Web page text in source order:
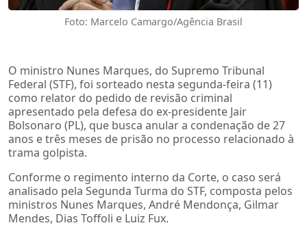
Foto: Marcelo Camargo/Agência Brasil
O ministro Nunes Marques, do Supremo Tribunal
Federal (STF), foi sorteado nesta segunda-feira (11)
como relator do pedido de revisão criminal
apresentado pela defesa do ex-presidente Jair
Bolsonaro (PL), que busca anular a condenação de 27
anos e três meses de prisão no processo relacionado à
trama golpista.
Conforme o regimento interno da Corte, o caso será
analisado pela Segunda Turma do STF, composta pelos
ministros Nunes Marques, André Mendonça, Gilmar
Mendes, Dias Toffoli e Luiz Fux.